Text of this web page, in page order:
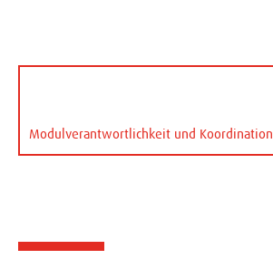
Modulverantwortlichkeit und Koordination